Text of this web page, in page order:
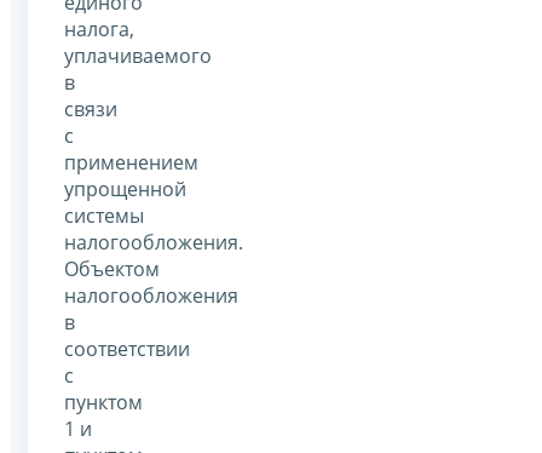
налога,
уплачиваемого
в
связи
с
применением
упрощенной
системы
налогообложения.
Объектом
налогообложения
в
соответствии
с
пунктом
1 и